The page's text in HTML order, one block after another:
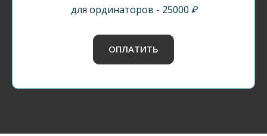
для ординаторов - 25000 ₽
ОПЛАТИТЬ